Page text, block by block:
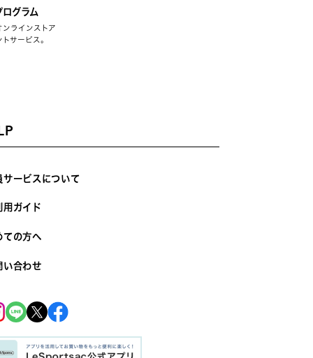
ログラム
ラインストア
サービス。
サービスについて
用ガイド
ての方へ
い合わせ